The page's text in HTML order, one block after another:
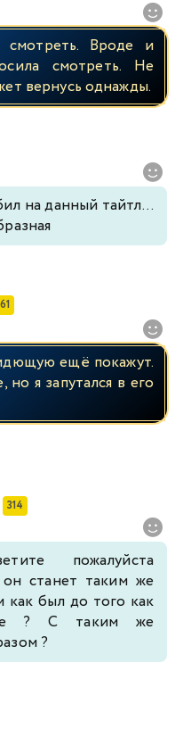
Вроде и
смотреть. Не
вернусь однажды.
на данный тайтл...
ещё покажут.
я запутался в его
314
пожалуйста
станет таким же
был до того как
? С таким же
?